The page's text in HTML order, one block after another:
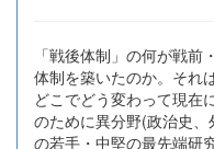
「戦後体制」の何が戦
体制を築いたのか。それ
どこでどう変わって現在
のために異分野(政治史
の若手・中堅の最先端研